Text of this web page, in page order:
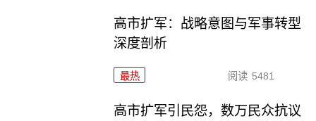
高市扩军：战略意图与军事转型
深度剖析
最热 阅读 5481
高市扩军引民怨，数万民众抗议